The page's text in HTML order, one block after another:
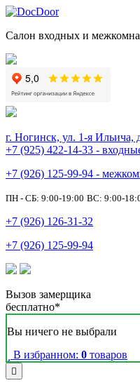
Салон входных и
г. Ногинск, ул. 1-я Ильича,
+7 (925) 422-14-33 -
+7 (926) 125-99-94 -
ПН - СБ: 9:00-19:00 ВС: 9:00-
+7 (926) 126-31-32
+7 (926) 125-99-94
Вызов замерщика
бесплатно*
Вы ничего не выбрали
В избранном: 0 товаров